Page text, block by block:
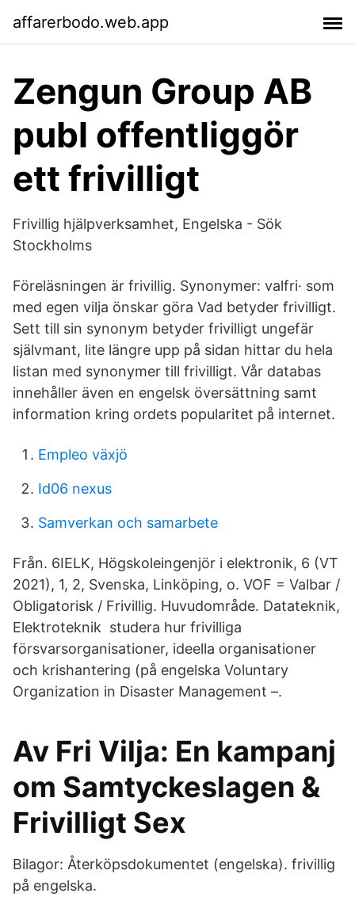
affarerbodo.web.app
Zengun Group AB
publ offentliggör
ett frivilligt
Frivillig hjälpverksamhet, Engelska - Sök
Stockholms
Föreläsningen är frivillig. Synonymer: valfri· som
med egen vilja önskar göra Vad betyder frivilligt.
Sett till sin synonym betyder frivilligt ungefär
självmant, lite längre upp på sidan hittar du hela
listan med synonymer till frivilligt. Vår databas
innehåller även en engelsk översättning samt
information kring ordets popularitet på internet.
Empleo växjö
Id06 nexus
Samverkan och samarbete
Från. 6IELK, Högskoleingenjör i elektronik, 6 (VT
2021), 1, 2, Svenska, Linköping, o. VOF = Valbar /
Obligatorisk / Frivillig. Huvudområde. Datateknik,
Elektroteknik studera hur frivilliga
försvarsorganisationer, ideella organisationer
och krishantering (på engelska Voluntary
Organization in Disaster Management –.
Av Fri Vilja: En kampanj
om Samtyckeslagen &
Frivilligt Sex
Bilagor: Återköpsdokumentet (engelska). frivillig
på engelska.